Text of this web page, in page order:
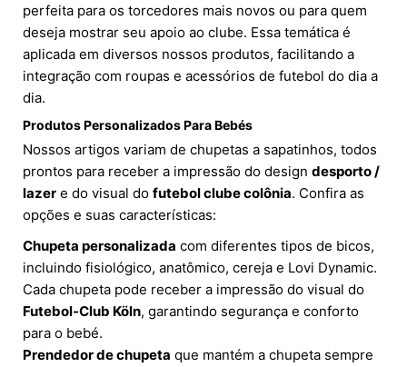
perfeita para os torcedores mais novos ou para quem
deseja mostrar seu apoio ao clube. Essa temática é
aplicada em diversos nossos produtos, facilitando a
integração com roupas e acessórios de futebol do dia a
dia.
Produtos Personalizados Para Bebés
Nossos artigos variam de chupetas a sapatinhos, todos
prontos para receber a impressão do design desporto /
lazer e do visual do futebol clube colônia. Confira as
opções e suas características:
Chupeta personalizada com diferentes tipos de bicos,
incluindo fisiológico, anatômico, cereja e Lovi Dynamic.
Cada chupeta pode receber a impressão do visual do
Futebol-Club Köln, garantindo segurança e conforto
para o bebé.
Prendedor de chupeta que mantém a chupeta sempre